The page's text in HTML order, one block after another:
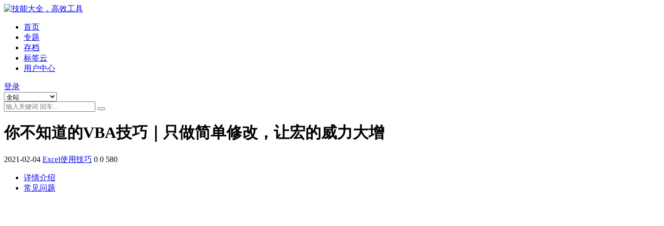
首页
专题
存档
标签云
用户中心
登录
你不知道的VBA技巧｜只做简单修改，让宏的威力大增
2021-02-04 Excel使用技巧 0 0 580
详情介绍
常见问题